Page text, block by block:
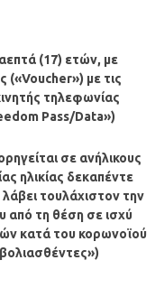
(17) ετών, με
(«Voucher») με τις
τηλεφωνίας
Pass/Data»)
σε ανήλικους
ηλικίας δεκαπέντε
τουλάχιστον την
από τη θέση σε ισχύ
κατά του κορωνοϊού